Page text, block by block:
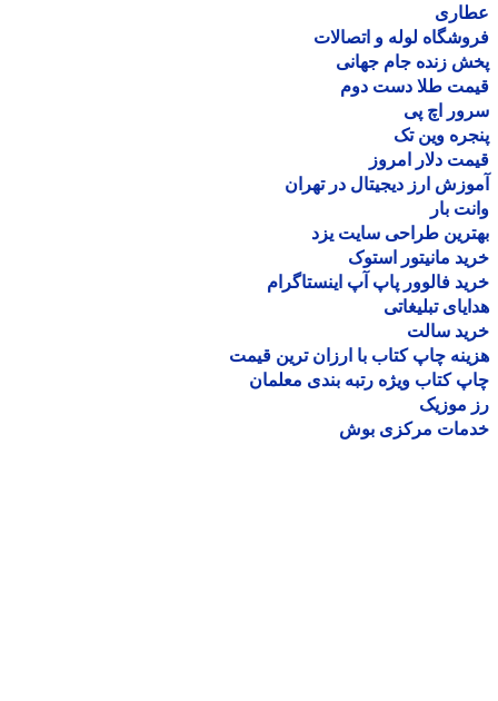
لوله و اتصالات
زنده جام جهانی
طلا دست دوم
اچ پی
وین تک
دلار امروز
ارز دیجیتال در تهران
بار
طراحی سایت یزد
مانیتور استوک
فالوور پاپ آپ اینستاگرام
تبلیغاتی
سالت
چاپ کتاب با ارزان ترین قیمت
کتاب ویژه رتبه بندی معلمان
موزیک
مرکزی بوش